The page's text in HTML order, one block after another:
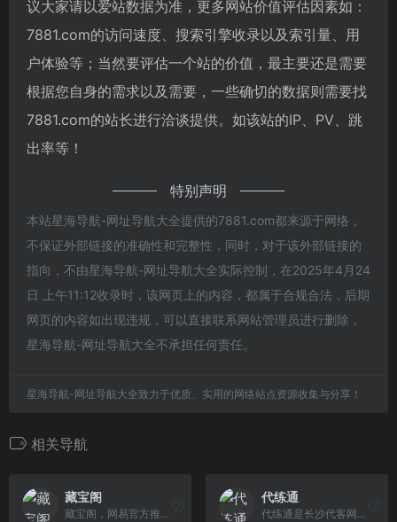
议大家请以爱站数据为准，更多网站价值评估因素如：
7881.com的访问速度、搜索引擎收录以及索引量、用
户体验等；当然要评估一个站的价值，最主要还是需要
根据您自身的需求以及需要，一些确切的数据则需要找
7881.com的站长进行洽谈提供。如该站的IP、PV、跳
出率等！
特别声明
本站星海导航-网址导航大全提供的7881.com都来源于网络，
不保证外部链接的准确性和完整性，同时，对于该外部链接的
指向，不由星海导航-网址导航大全实际控制，在2025年4月24
日 上午11:12收录时，该网页上的内容，都属于合规合法，后期
网页的内容如出现违规，可以直接联系网站管理员进行删除，
星海导航-网址导航大全不承担任何责任。
星海导航-网址导航大全致力于优质、实用的网络站点资源收集与分享！
相关导航
藏宝阁
藏宝阁，网易官方推出的网络游戏交易平台，为玩家提供梦幻西游,梦幻手游,阴阳师,大话西游,大话手游,逆水寒,率土之滨,荒野行动等游戏虚拟物品交易,手游交易,账号交易,游戏币交易,装备交易等服务。买号卖号选装备，上网易游戏藏宝阁。
代练通
代练通是长沙代客网络科技有限公司开发的一款专注于游戏代练的交易平台，也是目前国内老牌的LOL代练交易管理平台，主要服务的代练游戏有：英雄联盟代 练，王者荣耀代练，和平精英代练，英雄联盟手游代练，撸啊撸手游代练等热门游戏代练交易。